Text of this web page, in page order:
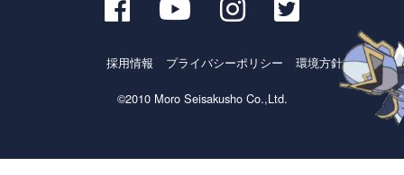
採用情報 プライバシーポリシー 環境方針とSDGs
©2010 Moro Seisakusho Co.,Ltd.